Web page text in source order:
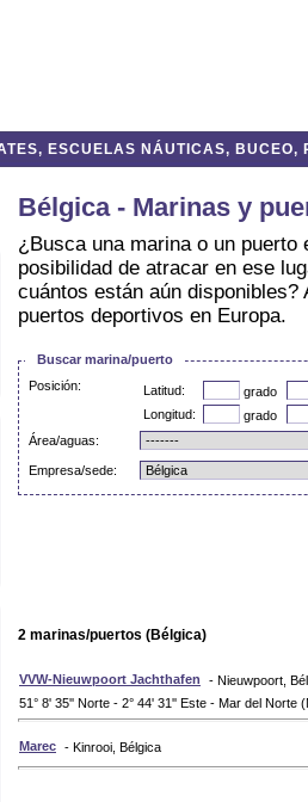
ESCUELAS NÁUTICAS, BUCEO,
Bélgica - Marinas y
¿Busca una marina o un
posibilidad de atracar en ese
cuántos están aún
puertos deportivos en Europa.
Buscar marina/puerto
Posición:
Latitud:
grado
Longitud:
grado
Área/aguas:
Empresa/sede:
2 marinas/puertos (Bélgica)
VVW-Nieuwpoort Jachthafen
- Nieuwpoort,
51° 8' 35'' Norte - 2° 44' 31'' Este - Mar del Norte
Marec - Kinrooi, Bélgica